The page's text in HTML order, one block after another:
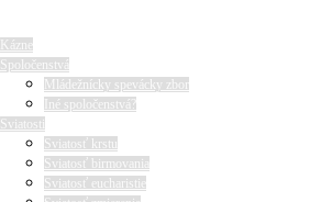
Kázne
Spoločenstvá
Mládežnícky spevácky zbor
Iné spoločenstvá?
Sviatosti
Sviatosť krstu
Sviatosť birmovania
Sviatosť eucharistie